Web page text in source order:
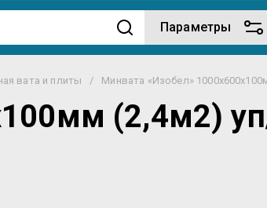
Параметры
вата и плиты / Минвата «Изобел»
(2,4м2)